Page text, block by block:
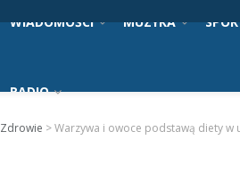
WIADOMOŚCI MUZYKA
RADIO
Zdrowie >Warzywa i owoce podstawą diety w